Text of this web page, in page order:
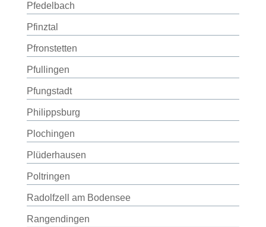
Pfedelbach
Pfinztal
Pfronstetten
Pfullingen
Pfungstadt
Philippsburg
Plochingen
Plüderhausen
Poltringen
Radolfzell am Bodensee
Rangendingen